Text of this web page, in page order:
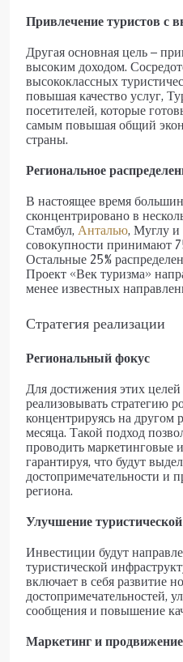
Привлечение туристов с
Другая основная цель –
высоким доходом.
высококлассных
повышая качество услуг,
посетителей, которые
самым повышая общий
страны.
Региональное
В настоящее время
сконцентрировано в
Стамбул, Анталью, Муглу и
совокупности принимают
Остальные 25%
Проект «Век туризма»
менее известных
Стратегия реализации
Региональный фокус
Для достижения этих
реализовывать стратегию
концентрируясь на другом
месяца. Такой подход
проводить маркетинговые
гарантируя, что будут
достопримечательности и
региона.
Улучшение
Инвестиции будут
туристической
включает в себя развитие
достопримечательностей,
сообщения и повышение
Маркетинг и продвижение